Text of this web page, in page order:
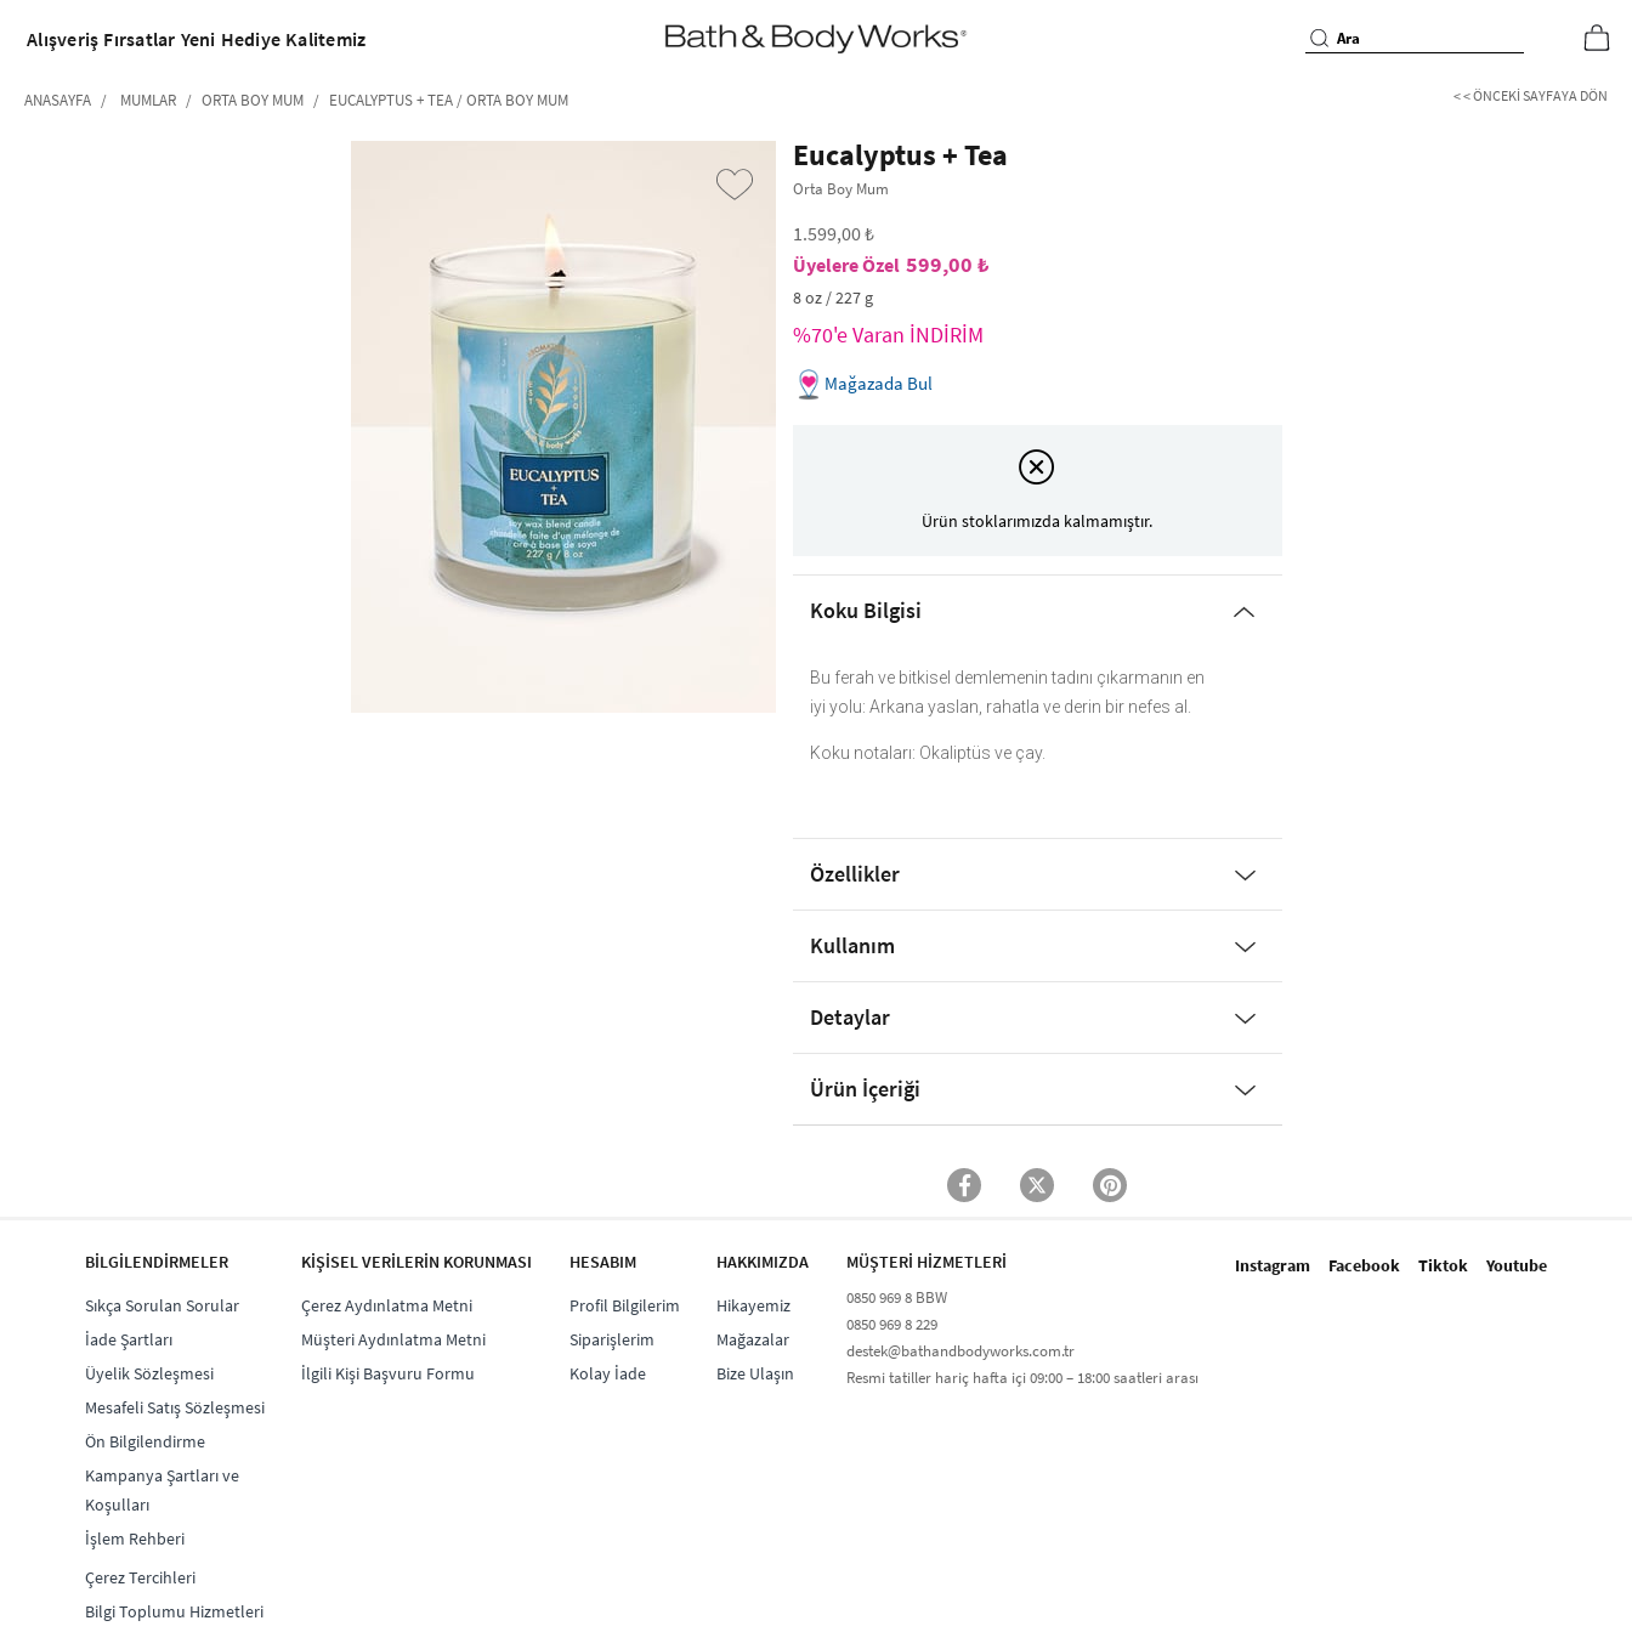
•2200₺ ve Üzeri Kargo Ücretsiz!•
*Promosyon Detayları
Alışveriş Fırsatlar Yeni Hediye Kalitemiz
ANASAYFA MUMLAR ORTA BOY MUM EUCALYPTUS + TEA / ORTA BOY MUM < < ÖNCEKI SAYFAYA DÖN
Eucalyptus + Tea
Orta Boy Mum
1.599,00 ₺
599,00 ₺
8 oz / 227 g
%70'e Varan İNDİRİM
Mağazada Bul
Ürün stoklarımızda kalmamıştır.
Koku Bilgisi
Bu ferah ve bitkisel demlemenin tadını çıkarmanın en
iyi yolu: Arkana yaslan, rahatla ve derin bir nefes al.
Koku notaları: Okaliptüs ve çay.
Özellikler
Kullanım
Detaylar
Ürün İçeriği
Instagram Facebook Tiktok Youtube
BİLGİLENDİRMELER
Sıkça Sorulan Sorular
İade Şartları
Üyelik Sözleşmesi
Mesafeli Satış Sözleşmesi
Ön Bilgilendirme
Kampanya Şartları ve
Koşulları
İşlem Rehberi
Çerez Tercihleri
Bilgi Toplumu Hizmetleri
KİŞİSEL VERİLERİN KORUNMASI
Çerez Aydınlatma Metni
Müşteri Aydınlatma Metni
İlgili Kişi Başvuru Formu
HESABIM
Profil Bilgilerim
Siparişlerim
Kolay İade
HAKKIMIZDA
Hikayemiz
Mağazalar
Bize Ulaşın
MÜŞTERİ HİZMETLERİ​
0850 969 8 BBW​
0850 969 8 229​​
destek@bathandbodyworks.com.tr
Resmi tatiller hariç hafta içi 09:00 – 18:00 saatleri arası​